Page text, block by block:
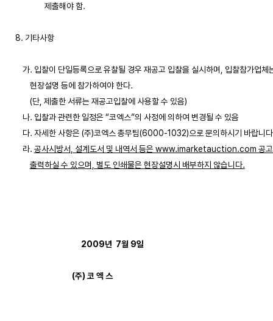
                제출해야 함.
8. 기타사항
가. 입찰이 단일등록으로 유찰될 경우 재공고 입찰을 실시하며, 입찰참가업
        현장설명 등에 참가하여야 한다.
        (단, 제출한 서류는 재공고입찰에 사용할 수 있음)
    나. 입찰과 관련한 일정은 “코엑스”의 사정에 의하여 변경될 수 있음
다. 자세한 사항은 (주)코엑스 총무팀(6000-1032)으로 문의하시기 바랍니
    라.
공사시방서, 설계도서 및 내역서 등은 www.imarketauction.com 공고
출력하실 수 있으며, 별도 인쇄물은 현장설명시 배부하지 않습니다.
2009년  7월 9일
                               (주) 코 엑 스